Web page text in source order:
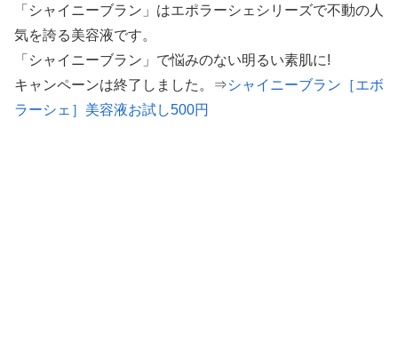
「シャイニーブラン」はエポラーシェシリーズで不動の人
気を誇る美容液です。
「シャイニーブラン」で悩みのない明るい素肌に!
キャンペーンは終了しました。
⇒シャイニーブラン［エボ
ラーシェ］美容液お試し500円